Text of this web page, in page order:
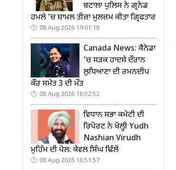
ਬਟਾਲਾ ਪੁਲਿਸ ਨੇ ਗ੍ਰਨੇਡ
ਹਮਲੇ ’ਚ ਸ਼ਾਮਲ ਤੀਜ਼ਾ ਮੁਲਜ਼ਮ ਕੀਤਾ ਗ੍ਰਿਫਤਾਰ
08 Aug 2026 19:01:18
Canada News: ਕੈਨੇਡਾ
’ਚ ਸੜਕ ਹਾਦਸੇ ਦੌਰਾਨ
ਲੁਧਿਆਣਾ ਦੀ ਰਮਨਦੀਪ
ਕੌਰ ਸਮੇਤ 3 ਦੀ ਮੌਤ
08 Aug 2026 16:52:52
ਵਿਧਾਨ ਸਭਾ ਕਮੇਟੀ ਦੀ
ਰਿਪੋਰਟ ਨੇ ਖੋਲ੍ਹੀ Yudh
Nashian Virudh
ਮੁਹਿੰਮ ਦੀ ਪੋਲ: ਕੇਵਲ ਸਿੰਘ ਢਿੱਲੋਂ
08 Aug 2026 16:51:57